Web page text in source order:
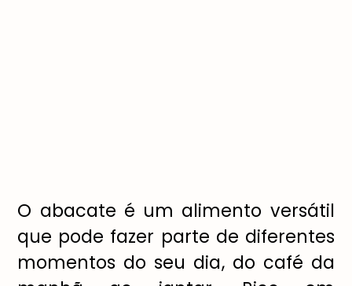
O abacate é um alimento versátil
que pode fazer parte de diferentes
momentos do seu dia, do café da